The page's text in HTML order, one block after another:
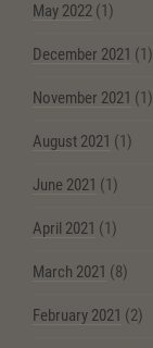
May 2022 (1)
December 2021 (1)
November 2021 (1)
August 2021 (1)
June 2021 (1)
April 2021 (1)
March 2021 (8)
February 2021 (2)